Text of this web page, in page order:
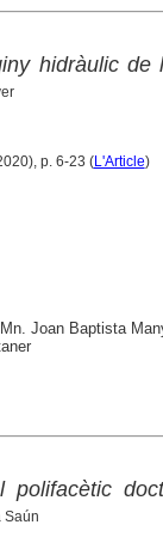
hidràulic de
p. 6-23 (L'Article)
Joan Baptista
Saún